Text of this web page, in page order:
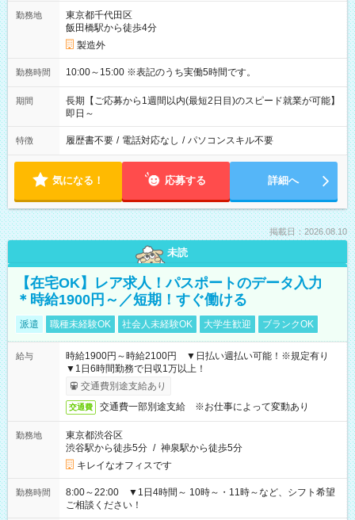
勤務地
東京都千代田区
飯田橋駅から徒歩4分
製造外
勤務時間 10:00～15:00 ※表記のうち実働5時間です。
期間
長期【ご応募から1週間以内(最短2日目)のスピード就業が可能】
即日～
特徴 履歴書不要 / 電話対応なし / パソコンスキル不要
気になる！ 応募する 詳細へ
掲載日：2026.08.10
未読
【在宅OK】レア求人！パスポートのデータ入力
＊時給1900円～／短期！すぐ働ける
派遣 職種未経験OK 社会人未経験OK 大学生歓迎 ブランクOK
給与
時給1900円～時給2100円 ▼日払い週払い可能！※規定有り
▼1日6時間勤務で日収1万以上！
交通費別途支給あり
交通費 交通費一部別途支給 ※お仕事によって変動あり
勤務地
東京都渋谷区
渋谷駅から徒歩5分 / 神泉駅から徒歩5分
キレイなオフィスです
勤務時間
8:00～22:00 ▼1日4時間～ 10時～・11時～など、シフト希望
ご相談ください！